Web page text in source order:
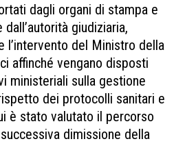
dagli organi di stampa e
giudiziaria,
l’intervento del Ministro della
affinché vengano disposti
ministeriali sulla gestione
dei protocolli sanitari e
è stato valutato il percorso
dimissione della